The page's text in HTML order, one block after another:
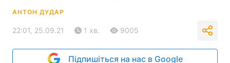
АНТОН ДУДАР
22:01, 25.09.21 1 хв. 9005
Підпишіться на нас в Google